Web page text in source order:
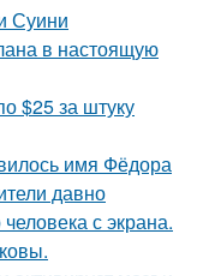
Суини
в настоящую
$25 за штуку
имя Фёдора
давно
с экрана.